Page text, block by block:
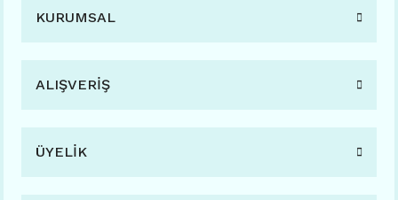
KURUMSAL
ALIŞVERİŞ
ÜYELİK